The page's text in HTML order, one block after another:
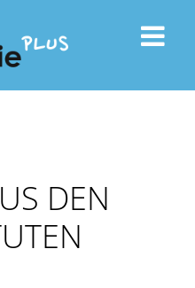
DEN